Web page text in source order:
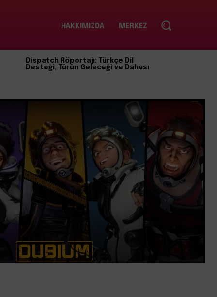
HAKKIMIZDA MERKEZ
Dispatch Röportajı: Türkçe Dil
Desteği, Türün Geleceği ve Dahası